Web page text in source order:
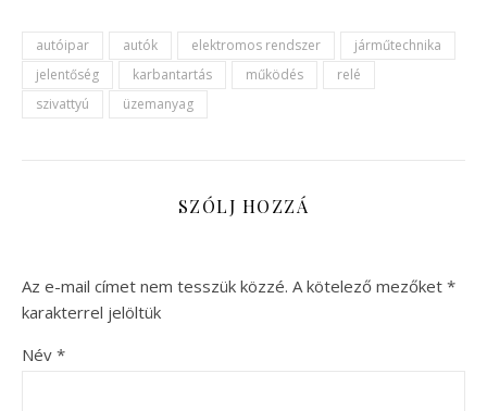
autóipar autók elektromos rendszer
járműtechnika
jelentőség
karbantartás működés
relé
szivattyú
üzemanyag
SZÓLJ HOZZÁ
Az e-mail címet nem tesszük közzé. A kötelező mezőket *
karakterrel jelöltük
Név *